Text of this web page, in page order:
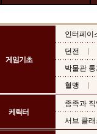
게임기초
인터페이
던전
박물관
혈맹
케릭터
종족과
서브 클